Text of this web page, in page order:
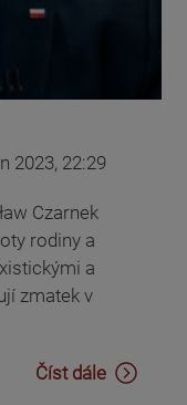
2023, 22:29
Czarnek
rodiny a
a
zmatek v
Číst dále